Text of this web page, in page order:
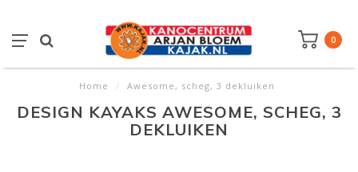
0
Home / Awesome, scheg, 3 dekluiken
DESIGN KAYAKS AWESOME, SCHEG, 3
DEKLUIKEN